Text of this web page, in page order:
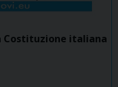
Costituzione italiana